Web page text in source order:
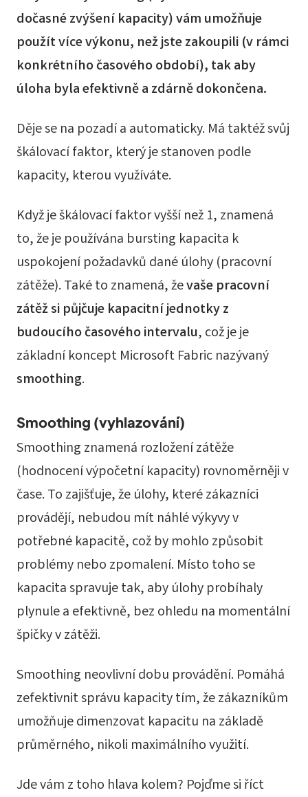
dočasné zvýšení kapacity) vám umožňuje
použít více výkonu, než jste zakoupili (v rámci
konkrétního časového období), tak aby
úloha byla efektivně a zdárně dokončena.
Děje se na pozadí a automaticky. Má taktéž svůj
škálovací faktor, který je stanoven podle
kapacity, kterou využíváte.
Když je škálovací faktor vyšší než 1, znamená
to, že je používána bursting kapacita k
uspokojení požadavků dané úlohy (pracovní
zátěže). Také to znamená, ževaše pracovní
zátěž si půjčuje kapacitní jednotky z
budoucího časového intervalu, což je je
základní koncept Microsoft Fabric nazývaný
smoothing.
Smoothing (vyhlazování)
Smoothing znamená rozložení zátěže
(hodnocení výpočetní kapacity) rovnoměrněji v
čase. To zajišťuje, že úlohy, které zákazníci
provádějí, nebudou mít náhlé výkyvy v
potřebné kapacitě, což by mohlo způsobit
problémy nebo zpomalení. Místo toho se
kapacita spravuje tak, aby úlohy probíhaly
plynule a efektivně, bez ohledu na momentální
špičky v zátěži.
Smoothing neovlivní dobu provádění. Pomáhá
zefektivnit správu kapacity tím, že zákazníkům
umožňuje dimenzovat kapacitu na základě
průměrného, nikoli maximálního využití.
Jde vám z toho hlava kolem? Pojďme si říct